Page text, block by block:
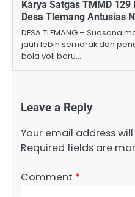
Karya Satgas TMMD
Desa Tlemang Antusias
​DESA TLEMANG – Suasana
jauh lebih semarak dan
bola voli baru…
Leave a Reply
Your email address
Required fields are
Comment *